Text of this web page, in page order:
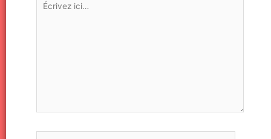
ici…